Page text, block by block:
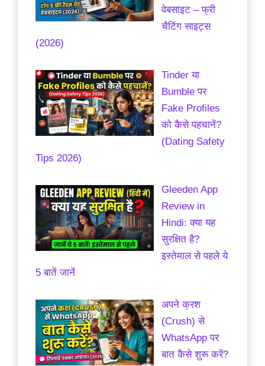
वेबसाइट – फ्री
चैटिंग साइट्स
(2026)
Tinder या
Bumble पर
Fake Profiles
को कैसे पहचानें?
(Dating Safety
Tips 2026)
Gleeden App
Review in
Hindi: क्या यह
सुरक्षित है?
इस्तेमाल से पहले ये
5 बातें जानें
अपने क्रश
(Crush) से
WhatsApp पर
बात कैसे शुरू करें?